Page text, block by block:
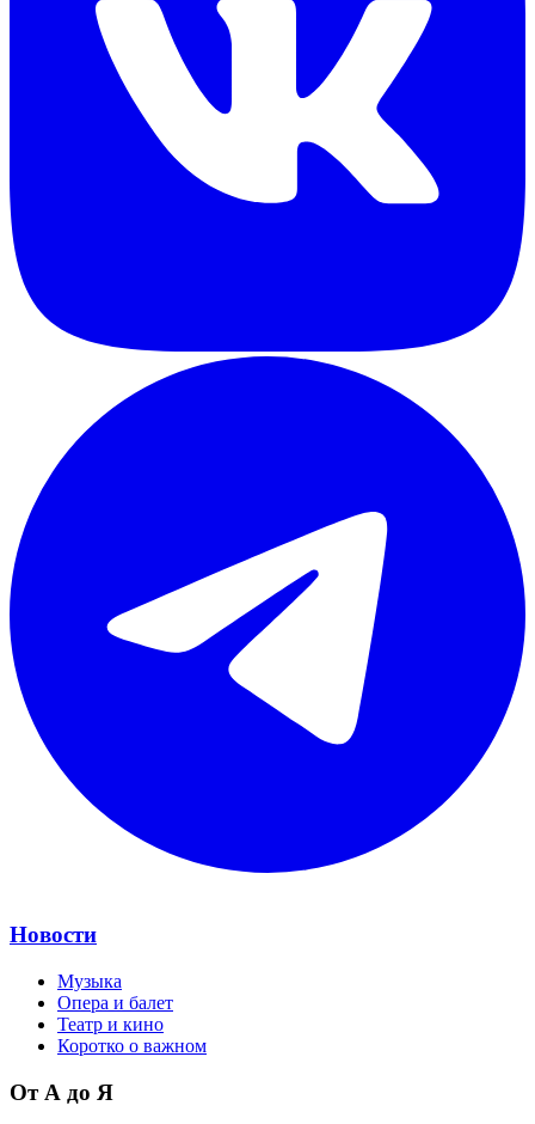
Новости
Музыка
Опера и балет
Театр и кино
Коротко о важном
От А до Я